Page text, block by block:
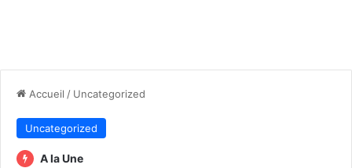
Accueil / Uncategorized
Uncategorized
A la Une